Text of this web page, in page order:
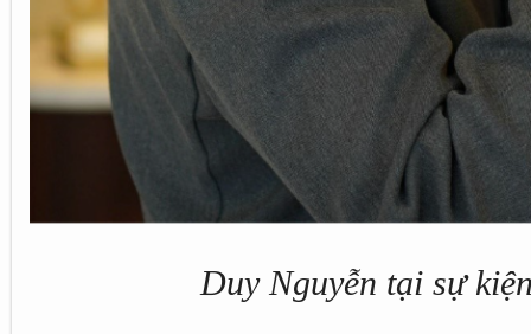
Duy Nguyễn tại sự